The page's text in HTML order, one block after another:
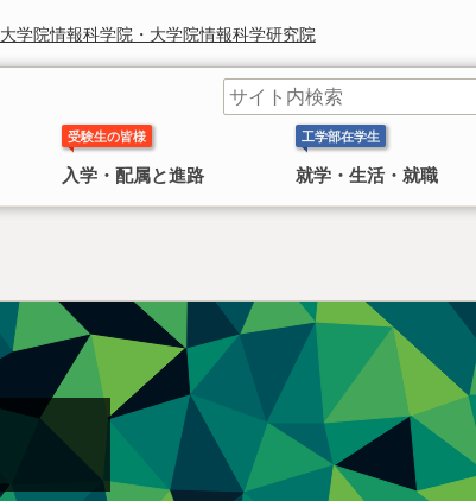
大学院情報科学院・大学院情報科学研究院
工学部長より皆様へのごあいさつ
受験生の皆様
入学・配属と進路
工学部には 応用理工系学科，情報エレクトロニクス学科，
機械知能工学科，環境社会工学科 の4学科 があります。
工学部在学生
就学・生活・就職
日本学生支援機構(旧 日本育英会)奨学金のお知ら
せ
民間奨学金のお知らせ
ーベル化学賞受賞
2010年にノーベル化学賞を受賞した鈴
木章名誉教授の特集
工学院・工学研究院
情報科学院・情報科学研究院
総合化学院
公共政策大学院